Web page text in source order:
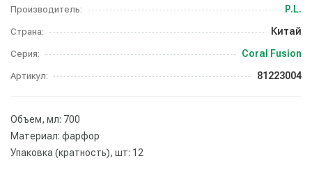
Производитель: P.L.
Страна: Китай
Серия: Coral Fusion
Артикул: 81223004
Объем, мл: 700
Материал: фарфор
Упаковка (кратность), шт: 12